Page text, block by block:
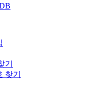
기
찾기